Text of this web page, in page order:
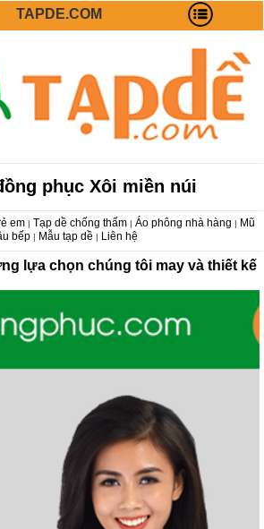
TAPDE.COM
phục Xôi miền núi
em | Tạp dề chống thấm | Áo phông nhà hàng | Mũ
bếp| Mẫu tạp dề | Liên hệ
lựa chọn chúng tôi may và thiết kế